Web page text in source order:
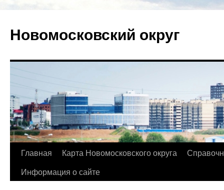
Новомосковский округ
Главная Карта Новомосковского округа
Информация о сайте